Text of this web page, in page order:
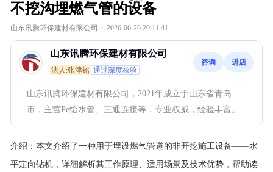
不挖沟埋燃气管的设备
山东讯腾环保建材有限公司 · 2026-06-26 20:11:41
山东讯腾环保建材有限公司
法人:张津铭 通过深度核验
咨询 进店
山东讯腾环保建材有限公司，2021年成立于山东省青岛
市，主营Pe给水管、三通连接等，专业权威，经验丰富。
介绍： 本文介绍了一种用于埋设燃气管道的非开挖施工设备——水
平定向钻机，详细解析其工作原理、适用场景及技术优势，帮助读